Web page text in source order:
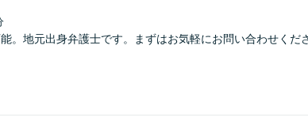
。地元出身弁護士です。まずはお気軽にお問い合わせくだ